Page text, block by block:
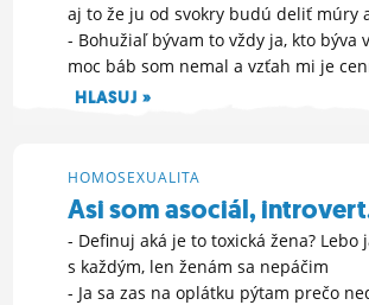
aj to že ju od svokry budú deliť múry
- Bohužiaľ bývam to vždy ja, kto býva
moc báb som nemal a vzťah mi je
HLASUJ »
HOMOSEXUALITA
Asi som asociál,
- Definuj aká je to toxická žena?
s každým, len ženám sa nepáčim
- Ja sa zas na oplátku pýtam prečo